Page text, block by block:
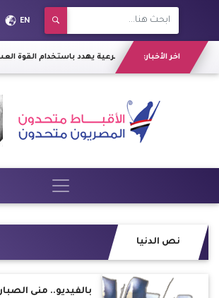
EN
اخر الأخبار:
تحالف دعم الشرعية يهدد باستخدام القوة
نص الدنيا
بالفيديو.. منى